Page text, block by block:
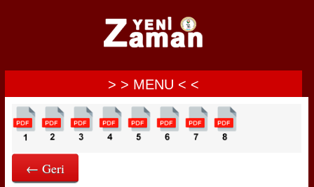
> > MENU < <
← Geri